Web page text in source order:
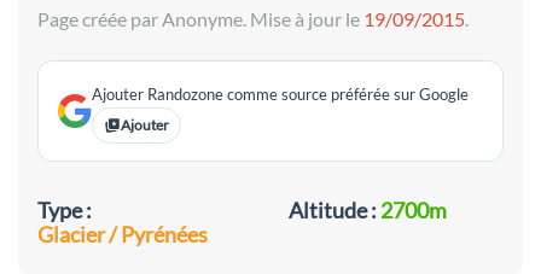
Page créée par Anonyme. Mise à jour le 19/09/2015.
Ajouter Randozone comme source préférée sur Google
Ajouter
Type :
Glacier / Pyrénées
Altitude : 2700m